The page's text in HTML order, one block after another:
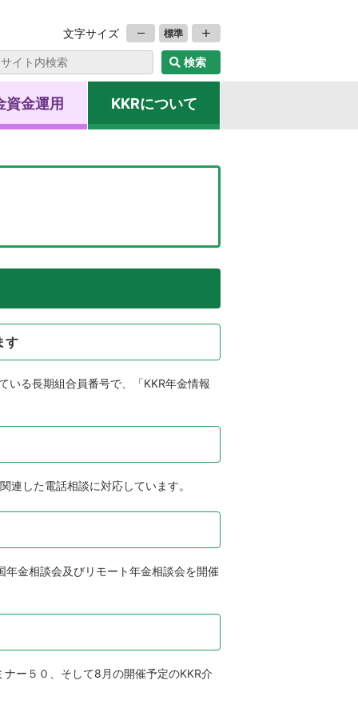
文字サイズ 標準
資金運用 KKRについて
す
る長期組合員番号で、「KKR年金情報
連した電話相談に対応しています。
金相談会及びリモート年金相談会を開催
ー５０、そして8月の開催予定のKKR介